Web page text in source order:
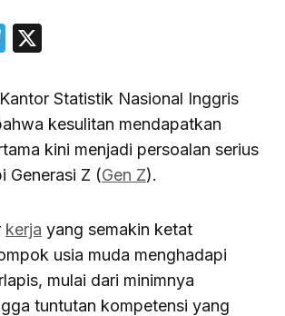
Telegram
Kantor Statistik Nasional Inggris
kesulitan mendapatkan
kini menjadi persoalan serius
Generasi Z (Gen Z).
kerja yang semakin ketat
usia muda menghadapi
mulai dari minimnya
tuntutan kompetensi yang